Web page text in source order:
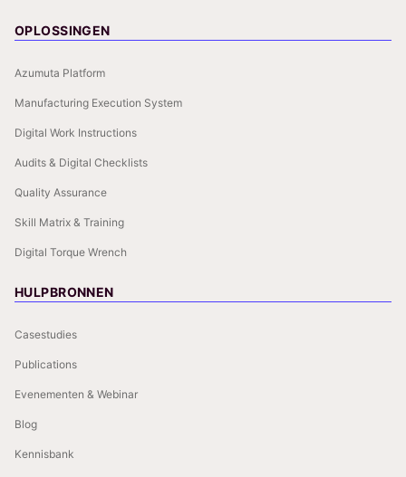
OPLOSSINGEN
Azumuta Platform
Manufacturing Execution System
Digital Work Instructions
Audits & Digital Checklists
Quality Assurance
Skill Matrix & Training
Digital Torque Wrench
HULPBRONNEN
Casestudies
Publications
Evenementen & Webinar
Blog
Kennisbank